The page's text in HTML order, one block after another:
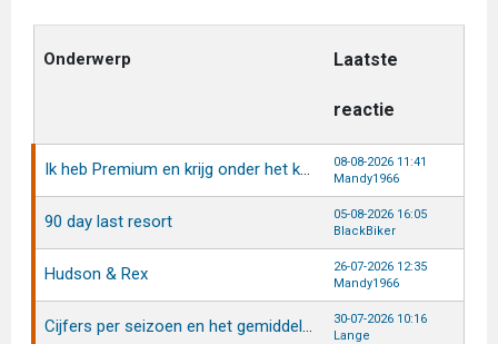
Onderwerp Laatste
reactie
Ik heb Premium en krijg onder het kopje Premium een foutmelding al enkele weken
08-08-2026 11:41
Mandy1966
90 day last resort
05-08-2026 16:05
BlackBiker
Hudson & Rex
26-07-2026 12:35
Mandy1966
Cijfers per seizoen en het gemiddelde cijfer
30-07-2026 10:16
Lange